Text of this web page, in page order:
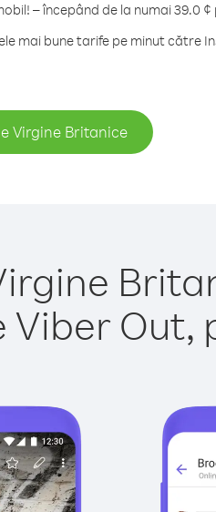
– începând de la numai 39.0 ¢
mai bune tarife pe minut către
Virgine Britanice
Out,